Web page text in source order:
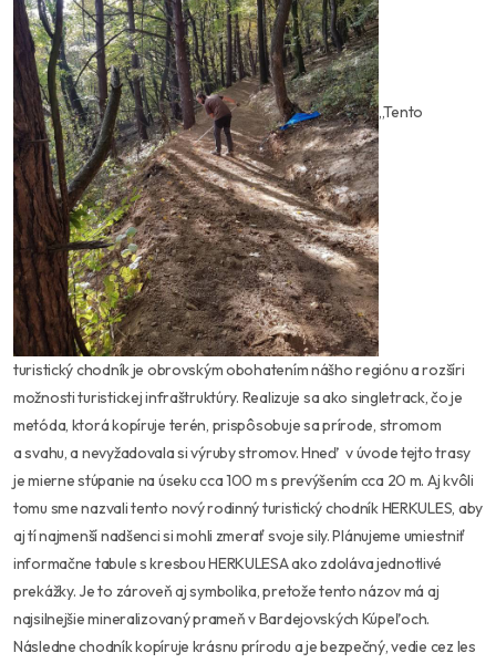
,,Tento
turistický chodník je obrovským obohatením nášho regiónu a rozšíri
možnosti turistickej infraštruktúry. Realizuje sa ako singletrack, čo je
metóda, ktorá kopíruje terén, prispôsobuje sa prírode, stromom
a svahu, a nevyžadovala si výruby stromov. Hneď v úvode tejto trasy
je mierne stúpanie na úseku cca 100 m s prevýšením cca 20 m. Aj kvôli
tomu sme nazvali tento nový rodinný turistický chodník HERKULES, aby
aj tí najmenší nadšenci si mohli zmerať svoje sily. Plánujeme umiestniť
informačne tabule s kresbou HERKULESA ako zdoláva jednotlivé
prekážky. Je to zároveň aj symbolika, pretože tento názov má aj
najsilnejšie mineralizovaný prameň v Bardejovských Kúpeľoch.
Následne chodník kopíruje krásnu prírodu a je bezpečný, vedie cez les